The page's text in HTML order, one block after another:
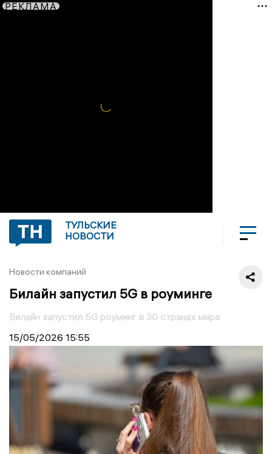
РЕКЛАМА
ТУЛЬСКИЕ
НОВОСТИ
Новости компаний
Билайн запустил 5G в роуминге
Билайн запустил 5G роуминг в 30 странах мира
15/05/2026 15:55